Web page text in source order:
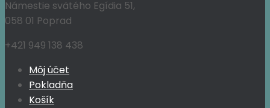
Námestie svätého Egídia 51,
058 01 Poprad
+421 949 138 438
Môj účet
Pokladňa
Košík